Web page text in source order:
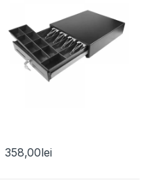
358,00lei